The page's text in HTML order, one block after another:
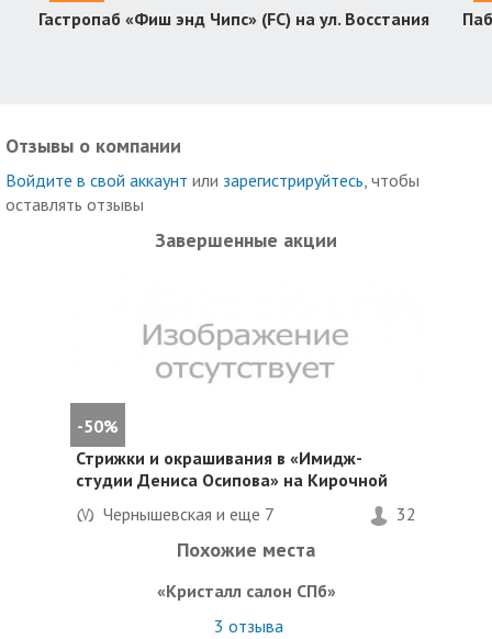
Гастропаб «Фиш энд Чипс» (FC) на ул. Восстания
Отзывы о компании
Войдите в свой аккаунт или зарегистрируйтесь , чтобы
оставлять отзывы
Завершенные акции
-50%
Стрижки и окрашивания в «Имидж-
студии Дениса Осипова» на Кирочной
Чернышевская и еще 7 32
Похожие места
«Кристалл салон СПб»
3 отзыва